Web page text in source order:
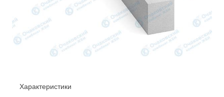
Характеристики